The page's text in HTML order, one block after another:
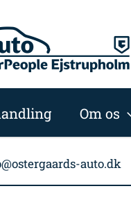
Om os
auto.dk